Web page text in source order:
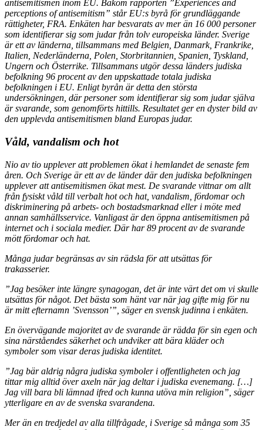
antisemitismen inom EU. Bakom rapporten ”Experiences and
perceptions of antisemitism” står EU:s byrå för grundläggande
rättigheter, FRA. Enkäten har besvarats av mer än 16 000 personer
som identifierar sig som judar från tolv europeiska länder. Sverige
är ett av länderna, tillsammans med Belgien, Danmark, Frankrike,
Italien, Nederländerna, Polen, Storbritannien, Spanien, Tyskland,
Ungern och Österrike. Tillsammans utgör dessa länders judiska
befolkning 96 procent av den uppskattade totala judiska
befolkningen i EU. Enligt byrån är detta den största
undersökningen, där personer som identifierar sig som judar själva
är svarande, som genomförts hittills. Resultatet ger en dyster bild av
den upplevda antisemitismen bland Europas judar.
Våld, vandalism och hot
Nio av tio upplever att problemen ökat i hemlandet de senaste fem
åren. Och Sverige är ett av de länder där den judiska befolkningen
upplever att antisemitismen ökat mest. De svarande vittnar om allt
från fysiskt våld till verbalt hot och hat, vandalism, fördomar och
diskriminering på arbets- och bostadsmarknad eller i möte med
annan samhällsservice. Vanligast är den öppna antisemitismen på
internet och i sociala medier. Där har 89 procent av de svarande
mött fördomar och hat.
Många judar begränsas av sin rädsla för att utsättas för
trakasserier.
”Jag besöker inte längre synagogan, det är inte värt det om vi skulle
utsättas för något. Det bästa som hänt var när jag gifte mig för nu
är mitt efternamn ’Svensson’”, säger en svensk judinna i enkäten.
En övervägande majoritet av de svarande är rädda för sin egen och
sina närståendes säkerhet och undviker att bära kläder och
symboler som visar deras judiska identitet.
”Jag bär aldrig några judiska symboler i offentligheten och jag
tittar mig alltid över axeln när jag deltar i judiska evenemang. […]
Jag vill bara bli lämnad ifred och kunna utöva min religion”, säger
ytterligare en av de svenska svarandena.
Mer än en tredjedel av alla tillfrågade, i Sverige så många som 35